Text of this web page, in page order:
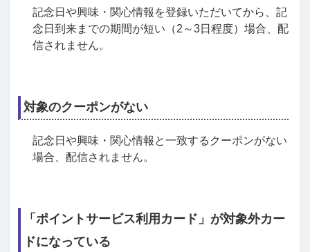
記念日や興味・関心情報を登録いただいてから、記
念日到来までの期間が短い（2～3日程度）場合、配
信されません。
対象のクーポンがない
記念日や興味・関心情報と一致するクーポンがない
場合、配信されません。
「ポイントサービス利用カード」が対象外カー
ドになっている